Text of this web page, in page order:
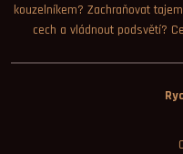
kouzelníkem? Zachraňovat
cech a vládnout podsvětí?